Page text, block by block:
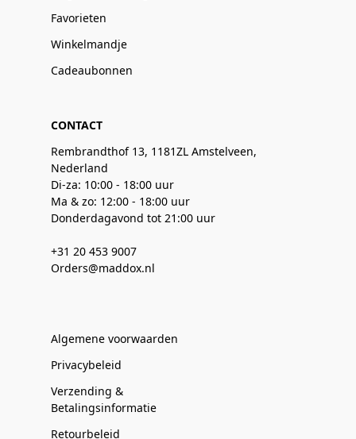
Favorieten
Winkelmandje
Cadeaubonnen
CONTACT
Rembrandthof 13, 1181ZL Amstelveen,
Nederland
Di-za: 10:00 - 18:00 uur
Ma & zo: 12:00 - 18:00 uur
Donderdagavond tot 21:00 uur
+31 20 453 9007
Orders@maddox.nl
Algemene voorwaarden
Privacybeleid
Verzending &
Betalingsinformatie
Retourbeleid